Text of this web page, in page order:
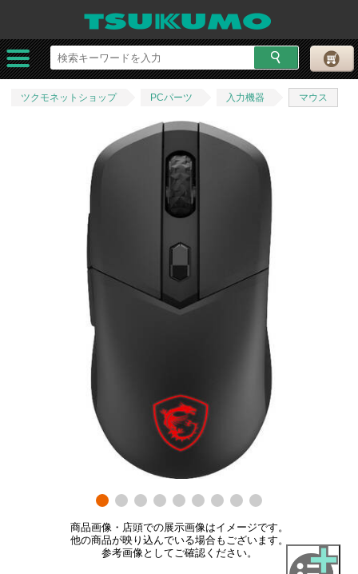
ツクモネットショップ PCパーツ 入力機器 マウス
商品画像・店頭での展示画像はイメージです。
他の商品が映り込んでいる場合もございます。
参考画像としてご確認ください。